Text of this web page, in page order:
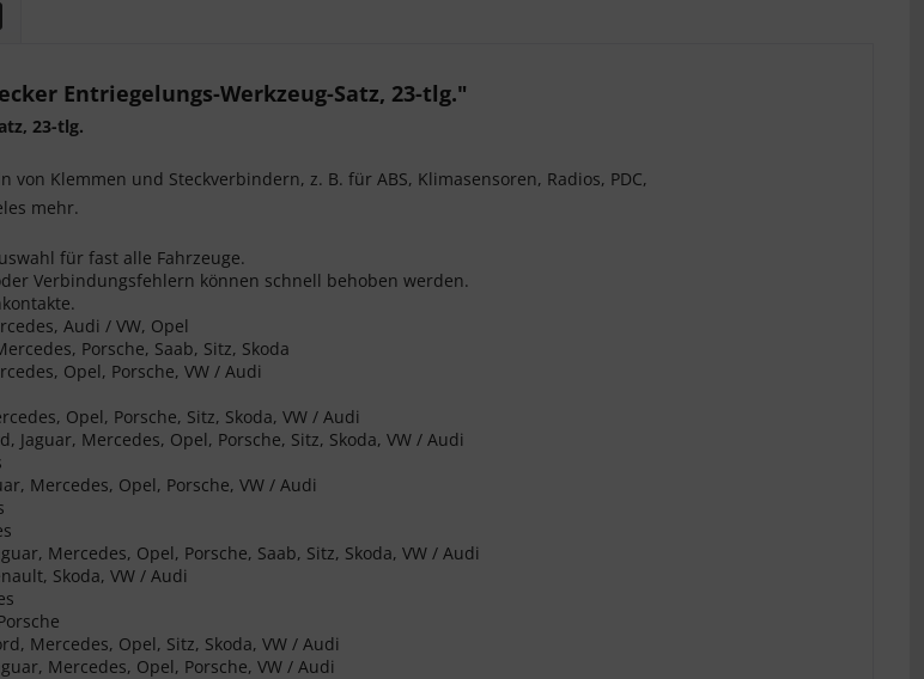
Entriegelungs-Werkzeug-Satz, 23-tlg."
23-tlg.
Klemmen und Steckverbindern, z. B. für ABS, Klimasensoren, Radios, PDC,
mehr.
für fast alle Fahrzeuge.
Verbindungsfehlern können schnell behoben werden.
Audi / VW, Opel
Porsche, Saab, Sitz, Skoda
Opel, Porsche, VW / Audi
Opel, Porsche, Sitz, Skoda, VW / Audi
Jaguar, Mercedes, Opel, Porsche, Sitz, Skoda, VW / Audi
Mercedes, Opel, Porsche, VW / Audi
Mercedes, Opel, Porsche, Saab, Sitz, Skoda, VW / Audi
Skoda, VW / Audi
Mercedes, Opel, Sitz, Skoda, VW / Audi
Mercedes, Opel, Porsche, VW / Audi